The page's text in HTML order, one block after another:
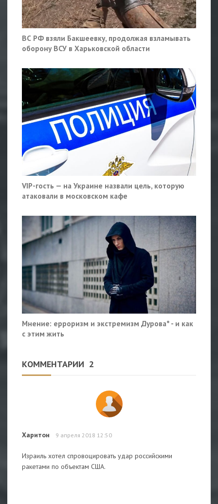
ВС РФ взяли Бакшеевку, продолжая взламывать
оборону ВСУ в Харьковской области
VIP-гость — на Украине назвали цель, которую
атаковали в московском кафе
Мнение: ерроризм и экстремизм Дурова* - и как
с этим жить
КОММЕНТАРИИ 2
Харитон 9 апреля 2018 12:50
Израиль хотел спровоцировать удар российскими
ракетами по объектам США.